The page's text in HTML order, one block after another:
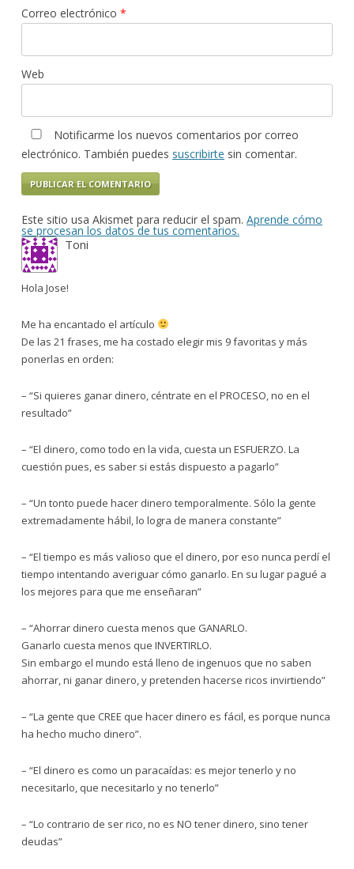
Correo electrónico *
Web
Notificarme los nuevos comentarios por correo
electrónico. También puedes suscribirte sin comentar.
Este sitio usa Akismet para reducir el spam. Aprende cómo
se procesan los datos de tus comentarios.
Toni
Hola Jose!
Me ha encantado el artículo
De las 21 frases, me ha costado elegir mis 9 favoritas y más
ponerlas en orden:
– “Si quieres ganar dinero, céntrate en el PROCESO, no en el
resultado”
– “El dinero, como todo en la vida, cuesta un ESFUERZO. La
cuestión pues, es saber si estás dispuesto a pagarlo”
– “Un tonto puede hacer dinero temporalmente. Sólo la gente
extremadamente hábil, lo logra de manera constante”
– “El tiempo es más valioso que el dinero, por eso nunca perdí el
tiempo intentando averiguar cómo ganarlo. En su lugar pagué a
los mejores para que me enseñaran”
– “Ahorrar dinero cuesta menos que GANARLO.
Ganarlo cuesta menos que INVERTIRLO.
Sin embargo el mundo está lleno de ingenuos que no saben
ahorrar, ni ganar dinero, y pretenden hacerse ricos invirtiendo”
– “La gente que CREE que hacer dinero es fácil, es porque nunca
ha hecho mucho dinero”.
– “El dinero es como un paracaídas: es mejor tenerlo y no
necesitarlo, que necesitarlo y no tenerlo”
– “Lo contrario de ser rico, no es NO tener dinero, sino tener
deudas”